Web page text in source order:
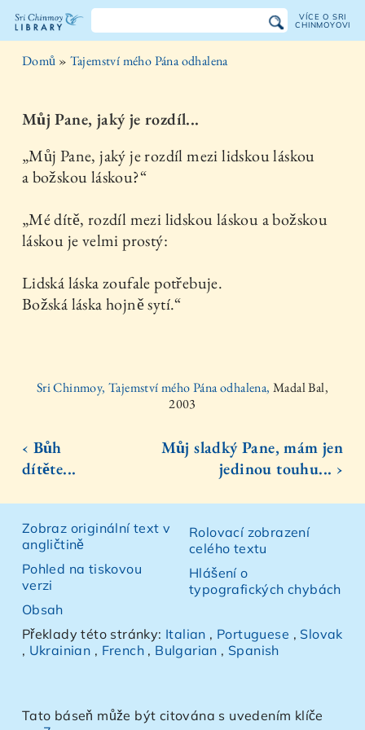
Knihovna
Chinmoye
VÍCE O SRI
CHINMOYOVI
Domů » Tajemství mého Pána odhalena
Můj Pane, jaký je rozdíl...
„Můj Pane, jaký je rozdíl mezi lidskou láskou
a božskou láskou?“
„Mé dítě, rozdíl mezi lidskou láskou a božskou
láskou je velmi prostý:
Lidská láska zoufale potřebuje.
Božská láska hojně sytí.“
Sri Chinmoy, Tajemství mého Pána odhalena,Madal Bal,
2003
‹ Bůh
dítěte...
Můj sladký Pane, mám jen
jedinou touhu... ›
Zobraz originální text v
angličtině
Pohled na tiskovou
verzi
Obsah
Rolovací zobrazení
celého textu
Hlášení o
typografických chybách
Překlady této stránky: Italian , Portuguese , Slovak
, Ukrainian , French, Bulgarian , Spanish
Tato báseň může být citována s uvedením klíče